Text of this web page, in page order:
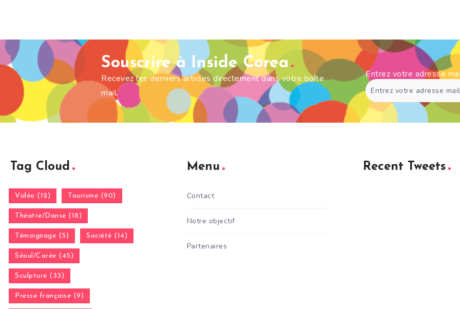
Souscrire à Inside Corea
Recevez les derniers articles directement dans votre boîte
mail.
Entrez votre adresse
Tag Cloud
Vidéo (12) Tourisme (90)
Théatre/Danse (18)
Témoignage (5) Société (14)
Séoul/Corée (45)
Sculpture (33)
Presse française (9)
Menu
Contact
Notre objectif
Partenaires
Recent Tweets